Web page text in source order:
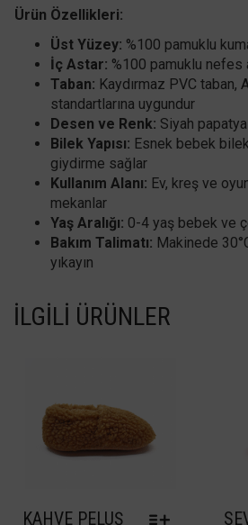
Ürün Özellikleri:
Üst Yüzey: %100 pamuklu
İç Astar: %100 pamuklu nefes
Taban: Kaydırmaz PVC taban,
standartlarına uygundur
Desen ve Renk: Siyah
Bilek Yapısı: Esnek bebek
giydirme sağlar
Kullanım Alanı: Ev, kreş ve
mekanlar
Yaş Aralığı: 0-4 yaş bebek ve
Bakım Talimatı: Makinede
yıkayın
İLGILI ÜRÜNLER
KAHVE PELUŞ